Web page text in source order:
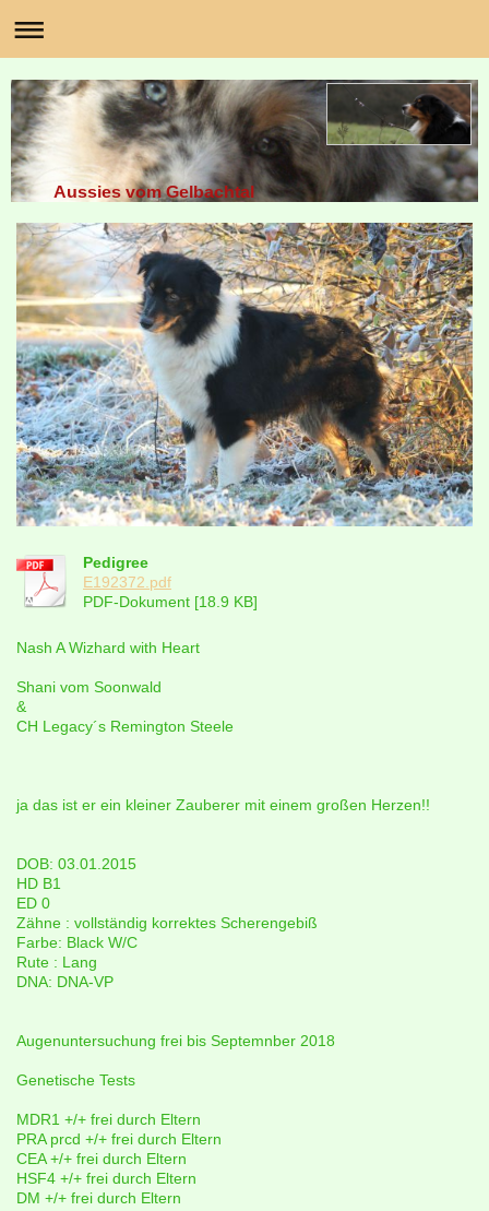
Aussies vom Gelbachtal
Pedigree
E192372.pdf
PDF-Dokument [18.9 KB]
Nash A Wizhard with Heart
Shani vom Soonwald
&
CH Legacy´s Remington Steele
ja das ist er ein kleiner Zauberer mit einem großen Herzen!!
DOB: 03.01.2015
HD B1
ED 0
Zähne : vollständig korrektes Scherengebiß
Farbe: Black W/C
Rute : Lang
DNA: DNA-VP
Augenuntersuchung frei bis Septemnber 2018
Genetische Tests
MDR1 +/+ frei durch Eltern
PRA prcd +/+ frei durch Eltern
CEA +/+ frei durch Eltern
HSF4 +/+ frei durch Eltern
DM +/+ frei durch Eltern